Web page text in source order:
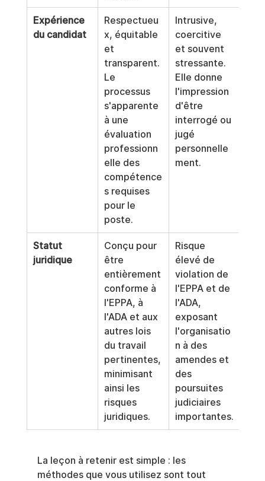
Expérience
du candidat
Respectueu
x, équitable
et
transparent.
Le
processus
s'apparente
à une
évaluation
professionn
elle des
compétence
s requises
pour le
poste.
Intrusive,
coercitive
et souvent
stressante.
Elle donne
l'impression
d'être
interrogé ou
jugé
personnelle
ment.
Statut
juridique
Conçu pour
être
entièrement
conforme à
l'EPPA, à
l'ADA et aux
autres lois
du travail
pertinentes,
minimisant
ainsi les
risques
juridiques.
Risque
élevé de
violation de
l'EPPA et de
l'ADA,
exposant
l'organisatio
n à des
amendes et
des
poursuites
judiciaires
importantes.
La leçon à retenir est simple : les
méthodes que vous utilisez sont tout